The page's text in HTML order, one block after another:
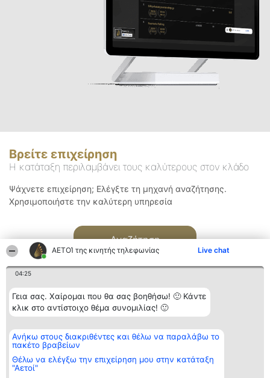
ΑΕΤΟΊ της κινητής τηλεφωνίας Live chat
04:25
Γεια σας. Χαίρομαι που θα σας βοηθήσω! 🙂 Κάντε
κλικ στο αντίστοιχο θέμα συνομιλίας! 🙂
Ανήκω στους διακριθέντες και θέλω να παραλάβω το
πακέτο βραβείων
Θέλω να ελέγξω την επιχείρηση μου στην κατάταξη
"Αετοί"
Βρείτε επιχείρηση
Η κατάταξη περιλαμβάνει τους καλύτερους στον κλάδο
Ψάχνετε επιχείρηση; Ελέγξτε τη μηχανή αναζήτησης.
Χρησιμοποιήστε την καλύτερη υπηρεσία
Αναζήτηση
Διοργανωτής της
κατάταξης
BEAUTIFUL COMPANY
ΤΗΛ. ΕΠΙΚΟΙΝΩΝΙΑΣ:
2104128019
Κατάταξη
Διακριθέντες
των
διακριθέντων
Επικοινωνία
Επικοινωνία